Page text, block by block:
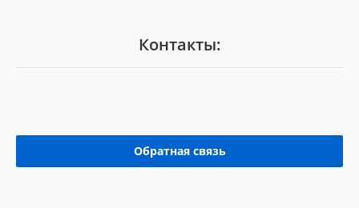
Контакты:
Обратная связь